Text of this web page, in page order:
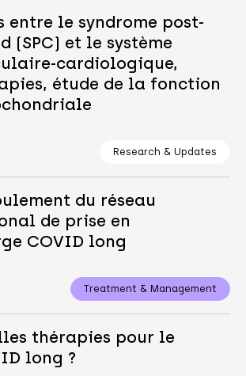
entre le syndrome post-
(SPC) et le système
cardiologique,
étude de la fonction
Research & Updates
du réseau
de prise en
COVID long
Treatment & Management
thérapies pour le
long ?